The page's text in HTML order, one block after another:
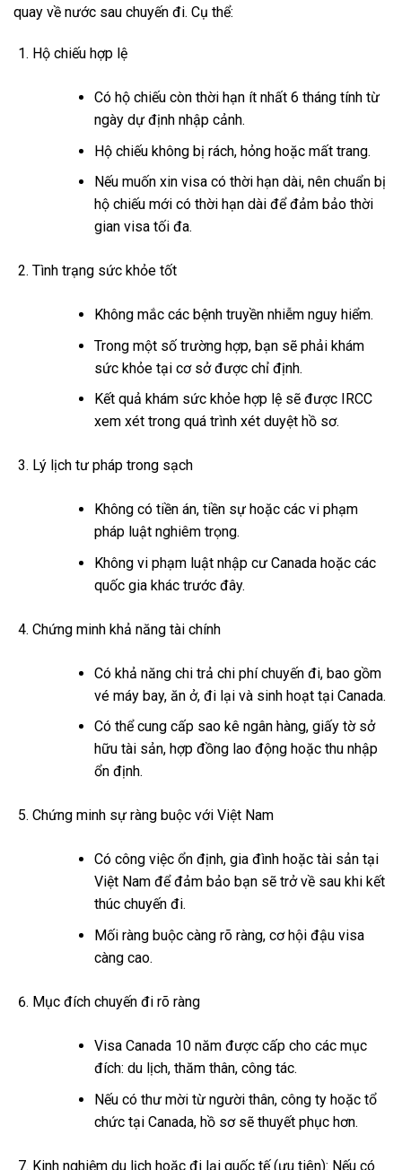
quay về nước sau chuyến đi. Cụ thể:
Hộ chiếu hợp lệ
Có hộ chiếu còn thời hạn ít nhất 6 tháng tính từ
ngày dự định nhập cảnh.
Hộ chiếu không bị rách, hỏng hoặc mất trang.
Nếu muốn xin visa có thời hạn dài, nên chuẩn bị
hộ chiếu mới có thời hạn dài để đảm bảo thời
gian visa tối đa.
Tình trạng sức khỏe tốt
Không mắc các bệnh truyền nhiễm nguy hiểm.
Trong một số trường hợp, bạn sẽ phải khám
sức khỏe tại cơ sở được chỉ định.
Kết quả khám sức khỏe hợp lệ sẽ được IRCC
xem xét trong quá trình xét duyệt hồ sơ.
Lý lịch tư pháp trong sạch
Không có tiền án, tiền sự hoặc các vi phạm
pháp luật nghiêm trọng.
Không vi phạm luật nhập cư Canada hoặc các
quốc gia khác trước đây.
Chứng minh khả năng tài chính
Có khả năng chi trả chi phí chuyến đi, bao gồm
vé máy bay, ăn ở, đi lại và sinh hoạt tại Canada.
Có thể cung cấp sao kê ngân hàng, giấy tờ sở
hữu tài sản, hợp đồng lao động hoặc thu nhập
ổn định.
Chứng minh sự ràng buộc với Việt Nam
Có công việc ổn định, gia đình hoặc tài sản tại
Việt Nam để đảm bảo bạn sẽ trở về sau khi kết
thúc chuyến đi.
Mối ràng buộc càng rõ ràng, cơ hội đậu visa
càng cao.
Mục đích chuyến đi rõ ràng
Visa Canada 10 năm được cấp cho các mục
đích: du lịch, thăm thân, công tác.
Nếu có thư mời từ người thân, công ty hoặc tổ
chức tại Canada, hồ sơ sẽ thuyết phục hơn.
Kinh nghiệm du lịch hoặc đi lại quốc tế (ưu tiên): Nếu có